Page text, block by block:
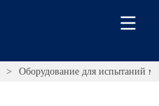
> Оборудование для испытаний